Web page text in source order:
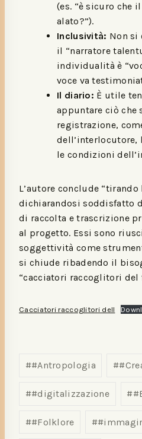
(es. “è sicuro che
alato?”).
Inclusività: Non si
il “narratore
individualità è
voce va
Il diario: È utile
appuntare ciò che
registrazione,
dell’interlocutore,
le condizioni
L’autore conclude “tirando
dichiarandosi soddisfatto
di raccolta e trascrizione
al progetto. Essi sono
soggettività come
si chiude ribadendo il
“cacciatori raccoglitori del
Cacciatori raccoglitori dell
##Antropologia #
##digitalizzazione #
##Folklore #